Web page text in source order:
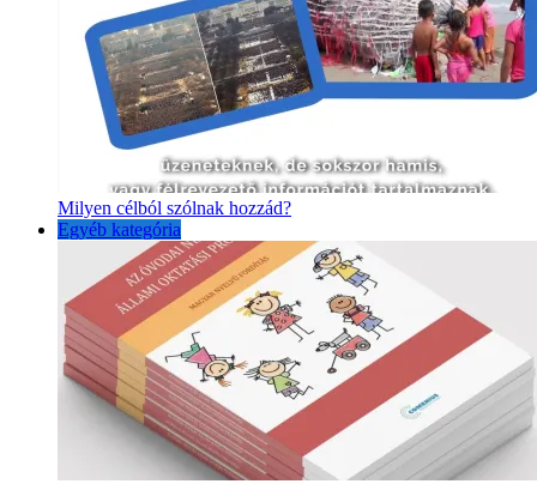
Milyen célból szólnak hozzád?
Egyéb kategória